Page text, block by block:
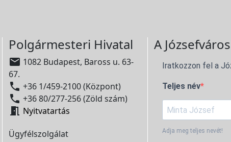
Polgármesteri Hivatal
 1082 Budapest, Baross u. 63-
67.
 +36 1/459-2100 (Központ)
 +36 80/277-256 (Zöld szám)
 Nyitvatartás
Ügyfélszolgálat
A
Iratkozzon fel a
Teljes név
Adja meg teljes nevét!